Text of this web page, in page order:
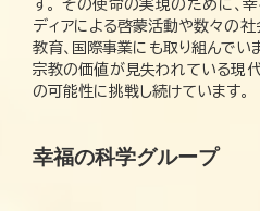
す。 その使命の実現のために、
ディアによる啓蒙活動や数々の社
教育、国際事業にも取り組んでい
宗教の価値が見失われている現
の可能性に挑戦し続けています。
幸福の科学グループ